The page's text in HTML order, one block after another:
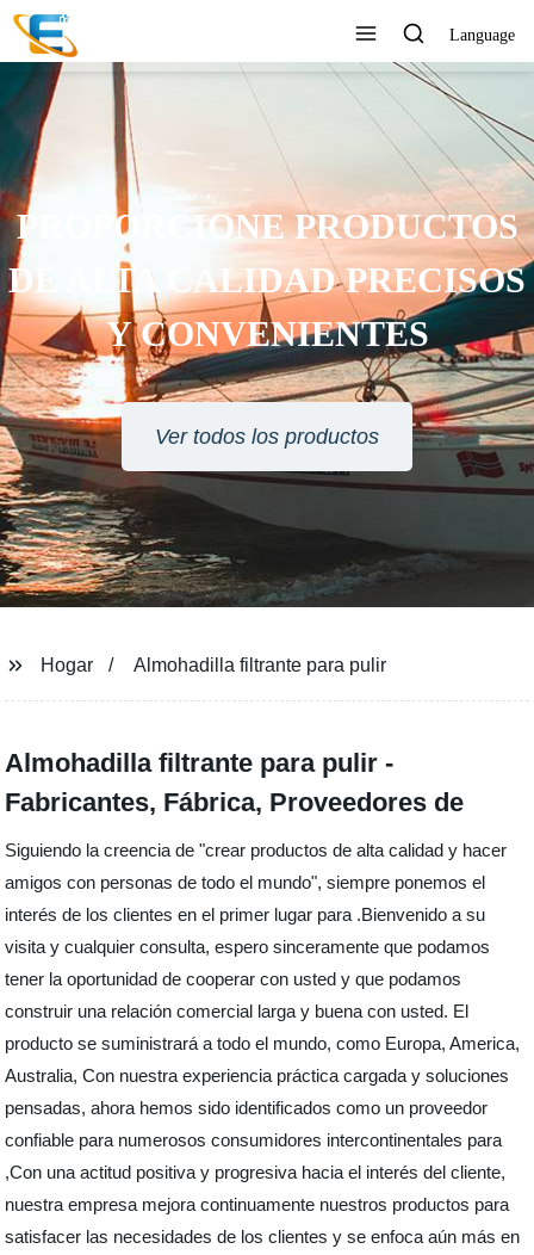
Language
PROPORCIONE PRODUCTOS
DE ALTA CALIDAD PRECISOS
Y CONVENIENTES
Ver todos los productos
Hogar Almohadilla filtrante para pulir
Almohadilla filtrante para pulir -
Fabricantes, Fábrica, Proveedores de
Siguiendo la creencia de "crear productos de alta calidad y hacer
amigos con personas de todo el mundo", siempre ponemos el
interés de los clientes en el primer lugar para .Bienvenido a su
visita y cualquier consulta, espero sinceramente que podamos
tener la oportunidad de cooperar con usted y que podamos
construir una relación comercial larga y buena con usted. El
producto se suministrará a todo el mundo, como Europa, America,
Australia, Con nuestra experiencia práctica cargada y soluciones
pensadas, ahora hemos sido identificados como un proveedor
confiable para numerosos consumidores intercontinentales para
,Con una actitud positiva y progresiva hacia el interés del cliente,
nuestra empresa mejora continuamente nuestros productos para
satisfacer las necesidades de los clientes y se enfoca aún más en